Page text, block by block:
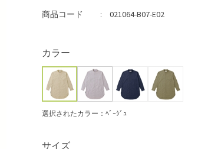
商品コード 021064-B07-E02
カラー
選択されたカラー：ﾍﾞｰｼﾞｭ
サイズ